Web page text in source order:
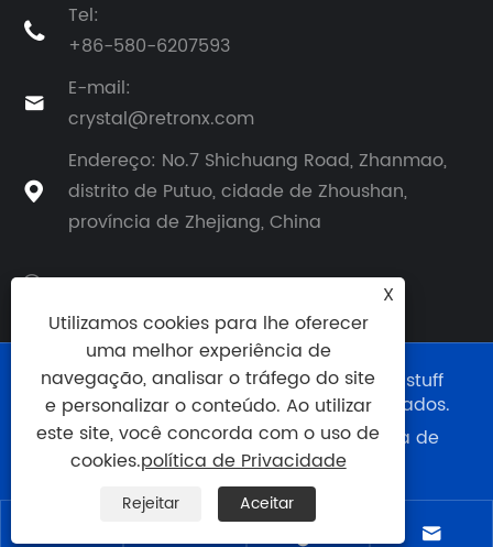

Tel:
+86-580-6207593

E-mail:
crystal@retronx.com

Endereço: No.7 Shichuang Road, Zhanmao,
distrito de Putuo, cidade de Zhoushan,
província de Zhejiang, China
Copyright © 2024 Zhejiang Retronx Foodstuff
Industry Co., Ltd. Todos os direitos reservados.
Links | Sitemap | RSS | XML | política de
Privacidade |

X
Utilizamos cookies para lhe oferecer
uma melhor experiência de
navegação, analisar o tráfego do site
e personalizar o conteúdo. Ao utilizar
este site, você concorda com o uso de
cookies.política de Privacidade
Rejeitar Aceitar